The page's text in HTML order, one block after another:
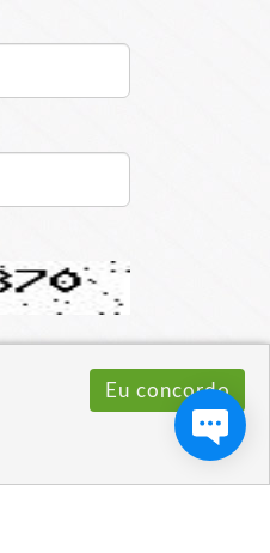
Eu concordo